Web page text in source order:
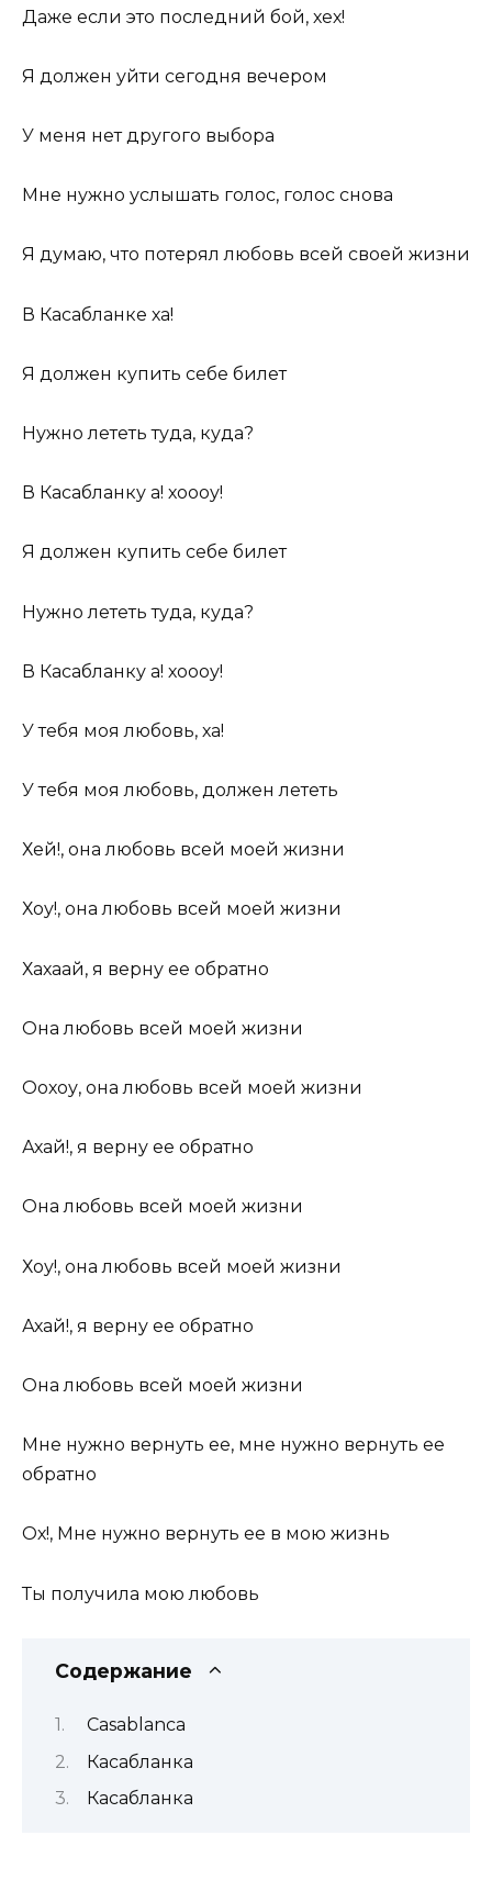
Даже если это последний бой, хех!
Я должен уйти сегодня вечером
У меня нет другого выбора
Мне нужно услышать голос, голос снова
Я думаю, что потерял любовь всей своей жизни
В Касабланке ха!
Я должен купить себе билет
Нужно лететь туда, куда?
В Касабланку а! хоооу!
Я должен купить себе билет
Нужно лететь туда, куда?
В Касабланку а! хоооу!
У тебя моя любовь, ха!
У тебя моя любовь, должен лететь
Хей!, она любовь всей моей жизни
Хоу!, она любовь всей моей жизни
Хахаай, я верну ее обратно
Она любовь всей моей жизни
Оохоу, она любовь всей моей жизни
Ахай!, я верну ее обратно
Она любовь всей моей жизни
Хоу!, она любовь всей моей жизни
Ахай!, я верну ее обратно
Она любовь всей моей жизни
Мне нужно вернуть ее, мне нужно вернуть ее
обратно
Ох!, Мне нужно вернуть ее в мою жизнь
Ты получила мою любовь
Содержание
Casablanca
Касабланка
Касабланка